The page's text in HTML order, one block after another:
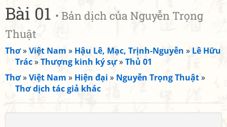
Bài 01 • Bản dịch của Nguyễn Trọng
Thuật
Thơ»Việt Nam » Hậu Lê, Mạc, Trịnh-Nguyễn » Lê Hữu
Trác»Thượng kinh ký sự»Thủ 01
Thơ»Việt Nam » Hiện đại » Nguyễn Trọng Thuật»
Thơ dịch tác giả khác